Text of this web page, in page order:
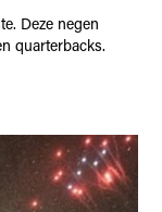
Deze negen
quarterbacks.